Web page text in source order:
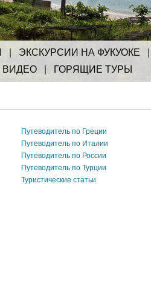
ЭКСКУРСИИ НА ФУКУОКЕ
ВИДЕО ГОРЯЩИЕ ТУРЫ
Путеводитель по Греции
Путеводитель по Италии
Путеводитель по России
Путеводитель по Турции
Туристические статьи